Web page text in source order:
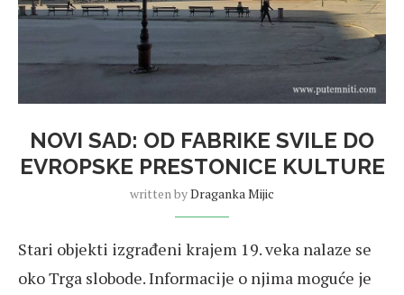
NOVI SAD: OD FABRIKE SVILE DO
EVROPSKE PRESTONICE KULTURE
written byDraganka Mijic
Stari objekti izgrađeni krajem 19. veka nalaze se
oko Trga slobode. Informacije o njima moguće je